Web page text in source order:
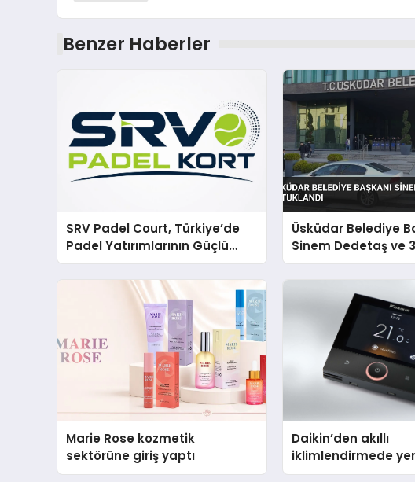
Benzer Haberler
SRV Padel Court, Türkiye’de
Padel Yatırımlarının Güçlü
Markası Olmayı Sürdürüyor
Üsküdar Belediye
Sinem Dedetaş ve
tutuklandı
Marie Rose kozmetik
sektörüne giriş yaptı
Daikin’den akıllı
iklimlendirmede
Madoka Plus